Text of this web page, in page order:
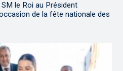
le Roi au Président
de la fête nationale des